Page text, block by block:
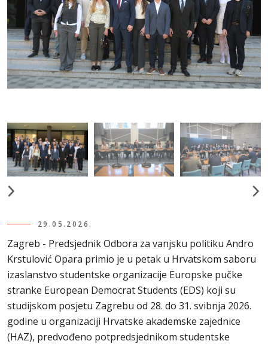
29.05.2026.
Zagreb - Predsjednik Odbora za vanjsku politiku Andro
Krstulović Opara primio je u petak u Hrvatskom saboru
izaslanstvo studentske organizacije Europske pučke
stranke European Democrat Students (EDS) koji su
studijskom posjetu Zagrebu od 28. do 31. svibnja 2026.
godine u organizaciji Hrvatske akademske zajednice
(HAZ), predvođeno potpredsjednikom studentske